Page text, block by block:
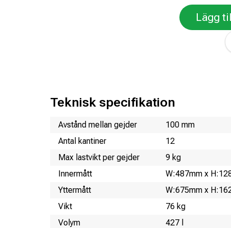
Lägg
Teknisk specifikation
NamnVärde
Avstånd mellan gejder
100 mm
Antal kantiner
12
Max lastvikt per gejder
9 kg
Innermått
W:487mm x
Yttermått
W:675mm x
Vikt
76 kg
Volym
427 l